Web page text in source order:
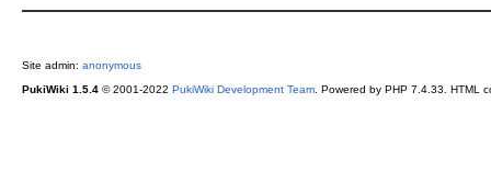
Site admin: anonymous
PukiWiki 1.5.4© 2001-2022 PukiWiki Development Team. Powered by PHP 7.4.33. HTML